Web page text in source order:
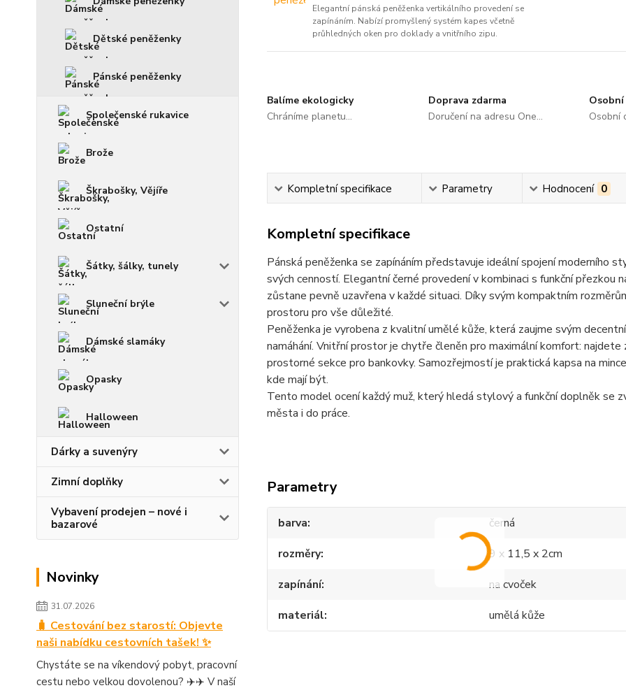
Dětské peněženky
Pánské peněženky
Společenské rukavice
Brože
Škrabošky, Vějíře
Ostatní
Šátky, šálky, tunely
Sluneční brýle
Dámské slamáky
Opasky
Halloween
Dárky a suvenýry
Zimní doplňky
Vybavení prodejen – nové i
bazarové
Novinky
31.07.2026
🧳 Cestování bez starostí: Objevte
naši nabídku cestovních tašek! ✨
Chystáte se na víkendový pobyt, pracovní
cestu nebo velkou dovolenou? ✈️✈️ V naší
Elegantní pánská peněženka vertikálního provedení se
zapínáním. Nabízí promyšlený systém kapes včetně
průhledných oken pro doklady a vnitřního zipu.
Balíme ekologicky
Chráníme planetu...
Doprava zdarma
Doručení na adresu One...
Osobní
Kompletní specifikace Parametry Hodnocení 0
Kompletní specifikace
Pánská peněženka se zapínáním představuje ideální spojení moderního
svých cenností. Elegantní černé provedení v kombinaci s funkční přezkou
zůstane pevně uzavřena v každé situaci. Díky svým kompaktním
prostoru pro vše důležité.
Peněženka je vyrobena z kvalitní umělé kůže, která zaujme svým
namáhání. Vnitřní prostor je chytře členěn pro maximální komfort:
prostorné sekce pro bankovky. Samozřejmostí je praktická kapsa na
kde mají být.
Tento model ocení každý muž, který hledá stylový a funkční doplněk se
města i do práce.
Parametry
barva
černá
rozměry
9 x 11,5 x 2cm
zapínání
na cvoček
materiál
umělá kůže